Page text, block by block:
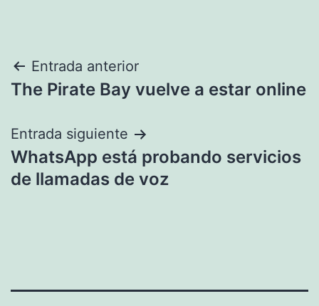
Navegación
de
entradas
Entrada anterior
The Pirate Bay vuelve a estar online
Entrada siguiente
WhatsApp está probando servicios
de llamadas de voz